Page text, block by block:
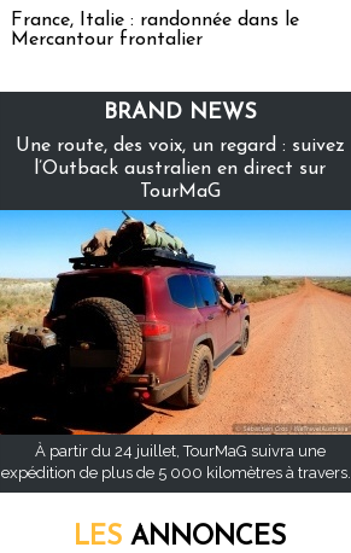
France, Italie : randonnée dans le
Mercantour frontalier
BRAND NEWS
Une route, des voix, un regard : suivez
l’Outback australien en direct sur
TourMaG
À partir du 24 juillet, TourMaG suivra une
expédition de plus de 5 000 kilomètres à travers...
LES ANNONCES